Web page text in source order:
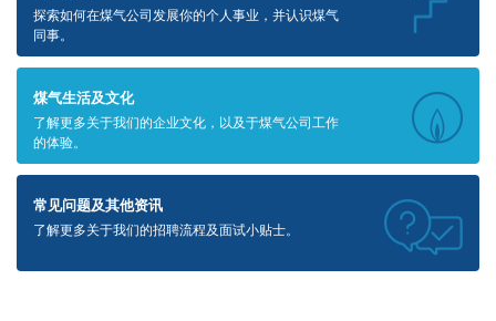
探索如何在煤气公司发展你的个人事业，并认识煤气
同事。
煤气生活及文化
了解更多关于我们的企业文化，以及于煤气公司工作
的体验。
常见问题及其他资讯
了解更多关于我们的招聘流程及面试小贴士。